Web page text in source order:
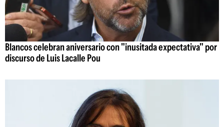
Blancos celebran aniversario con "inusitada expectativa" por
discurso de Luis Lacalle Pou